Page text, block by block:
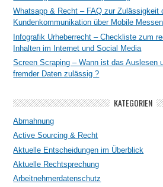
Whatsapp & Recht – FAQ zur Zulässigkeit
Kundenkommunikation über Mobile
Infografik Urheberrecht – Checkliste zum
Inhalten im Internet und Social Media
Screen Scraping – Wann ist das Auslesen
fremder Daten zulässig ?
KATEGORIEN
Abmahnung
Active Sourcing & Recht
Aktuelle Entscheidungen im Überblick
Aktuelle Rechtsprechung
Arbeitnehmerdatenschutz